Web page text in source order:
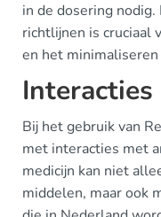
in de dosering
richtlijnen is cruciaal
en het
Bij het gebruik van
met interacties met
medicijn kan niet
middelen, maar ook